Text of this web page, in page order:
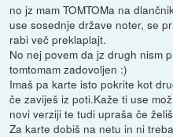
no jz mam TOMTOMa na
use sosednje države noter, se
rabi več preklaplajt.
No nej povem da jz drugh nism
tomtomam zadovoljen :)
Imaš pa karte isto pokrite kot
če zaviješ iz poti.Kaže ti use
novi verziji te tudi upraša če
Za karte dobiš na netu in ni